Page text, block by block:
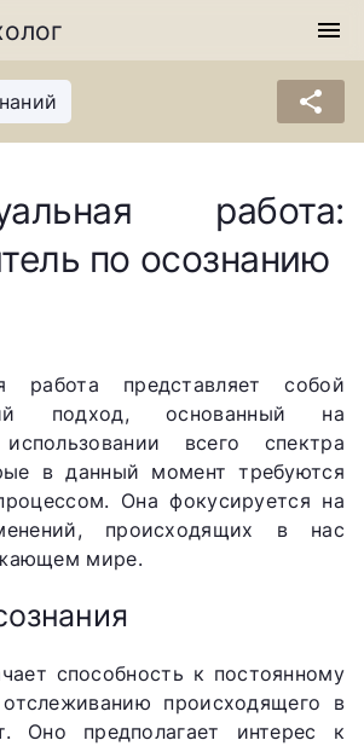
menu
share
работа:
по осознанию
работа представляет собой
подход, основанный на
всего спектра
в данный момент требуются
Она фокусируется на
происходящих в нас
мире.
способность к постоянному
происходящего в
Оно предполагает интерес к